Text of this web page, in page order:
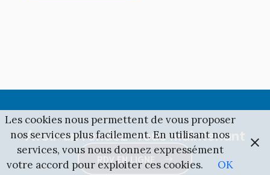
Avoir un rendez-vous maintenant
RDV EN LIGNE
Les cookies nous permettent de vous proposer
nos services plus facilement. En utilisant nos
services, vous nous donnez expressément
votre accord pour exploiter ces cookies.
OK